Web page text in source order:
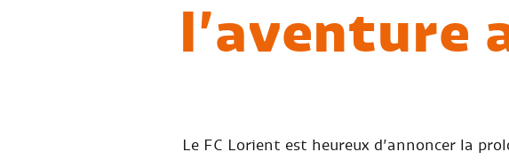
l’aventure
Le FC Lorient est heureux d’annoncer la